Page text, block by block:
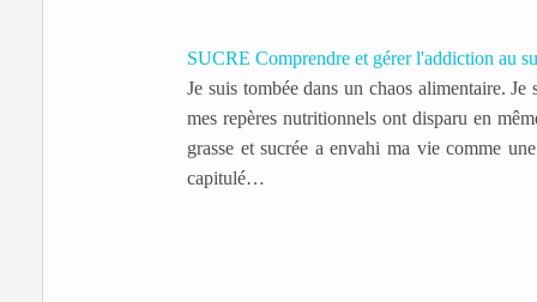
SUCRE Comprendre et gérer l'addiction au
Je suis tombée dans un chaos alimentaire.
mes repères nutritionnels ont disparu en
grasse et sucrée a envahi ma vie comme
capitulé…